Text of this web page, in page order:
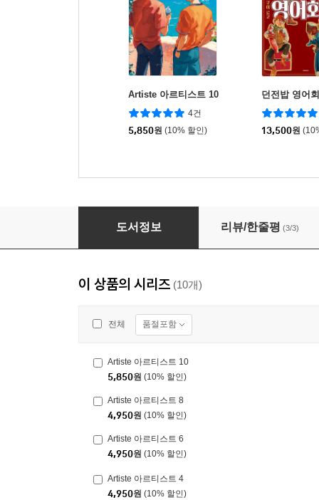
Artiste 아르티스트 10
4건
5,850원 (10% 할인)
던전밥 영어
13,500원
Artiste 아르티스트 9
도서정보 리뷰/한줄평 (3/3)
이 상품의 시리즈 (10개)
전체 품절포함
Artiste 아르티스트 10
5,850원 (10% 할인)
Artiste 아르티스트 8
4,950원 (10% 할인)
Artiste 아르티스트 6
4,950원 (10% 할인)
Artiste 아르티스트 4
4,950원 (10% 할인)